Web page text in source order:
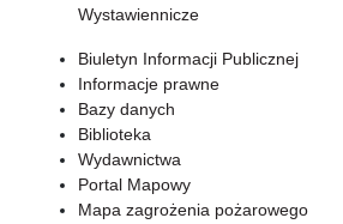
Wystawiennicze
Biuletyn Informacji Publicznej
Informacje prawne
Bazy danych
Biblioteka
Wydawnictwa
Portal Mapowy
Mapa zagrożenia pożarowego